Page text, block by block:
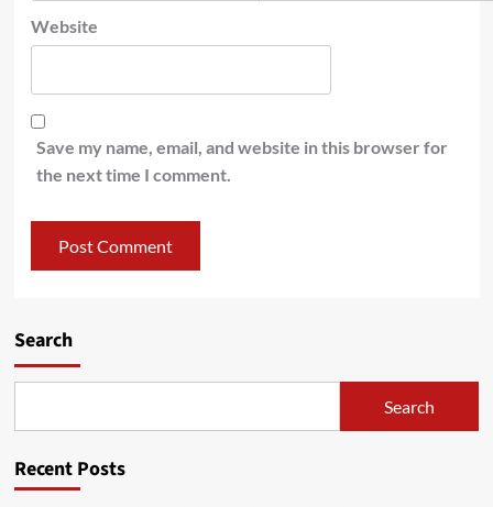
Website
Save my name, email, and website in this browser for
the next time I comment.
Search
Search
Recent Posts